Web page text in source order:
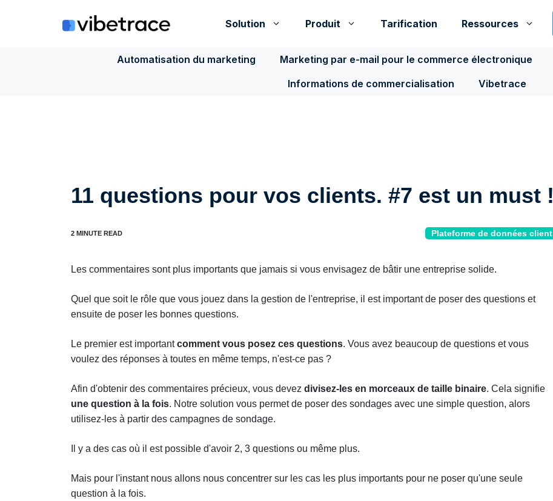
Solution Produit Tarification Ressources
Automatisation du marketing Marketing par e-mail pour le commerce électronique
Informations de commercialisation
Vibetrace
11 questions pour vos clients. #7 est un must !
Plateforme de données client
Les commentaires sont plus importants que jamais si vous envisagez de bâtir une entreprise solide.
Quel que soit le rôle que vous jouez dans la gestion de l'entreprise, il est important de poser des questions et
ensuite de poser les bonnes questions.
Le premier est importantcomment vous posez ces questions. Vous avez beaucoup de questions et vous
voulez des réponses à toutes en même temps, n'est-ce pas ?
Afin d'obtenir des commentaires précieux, vous devez divisez-les en morceaux de taille binaire. Cela signifie
une question à la fois. Notre solution vous permet de poser des sondages avec une simple question, alors
utilisez-les à partir des campagnes de sondage.
Il y a des cas où il est possible d'avoir 2, 3 questions ou même plus.
Mais pour l'instant nous allons nous concentrer sur les cas les plus importants pour ne poser qu'une seule
question à la fois.